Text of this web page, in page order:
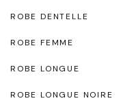
ROBE DENTELLE
ROBE FEMME
ROBE LONGUE
ROBE LONGUE NOIRE